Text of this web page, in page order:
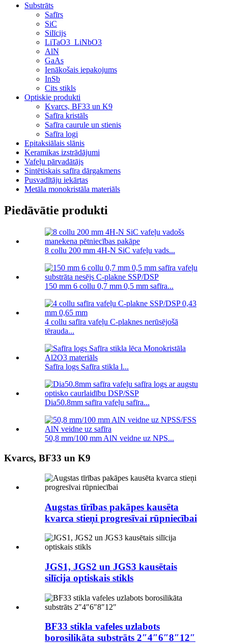
Substrāts
Safīrs
SiC
Silīcijs
LiTaO3_LiNbO3
AlN
GaAs
Ienākošais iepakojums
InSb
Cits stikls
Optiskie produkti
Kvarcs, BF33 un K9
Safīra kristāls
Safīra caurule un stienis
Safīra logi
Epitaksiālais slānis
Keramikas izstrādājumi
Vafeļu pārvadātājs
Sintētiskais safīra dārgakmens
Pusvadītāju iekārtas
Metāla monokristāla materiāls
Piedāvātie produkti
8 collu 200 mm 4H-N SiC vafeļu vads...
150 mm 6 collu 0,7 mm 0,5 mm safīra...
4 collu safīra vafeļu C-plaknes nerūsējošā
tērauda...
Safīra logs Safīra stikla l...
Dia50.8mm safīra vafeļu safīra...
50,8 mm/100 mm AlN veidne uz NPS...
Kvarcs, BF33 un K9
Augstas tīrības pakāpes kausēta
kvarca stieņi progresīvai rūpniecībai
JGS1, JGS2 un JGS3 kausētais
silīcija optiskais stikls
BF33 stikla vafeles uzlabots
borosilikāta substrāts 2″4″6″8″12″